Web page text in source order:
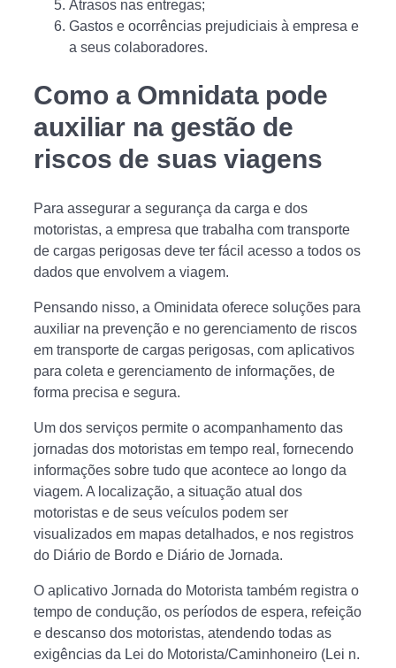
Atrasos nas entregas;
Gastos e ocorrências prejudiciais à empresa e
a seus colaboradores.
Como a Omnidata pode
auxiliar na gestão de
riscos de suas viagens
Para assegurar a segurança da carga e dos
motoristas, a empresa que trabalha com transporte
de cargas perigosas deve ter fácil acesso a todos os
dados que envolvem a viagem.
Pensando nisso, a Ominidata oferece soluções para
auxiliar na prevenção e no gerenciamento de riscos
em transporte de cargas perigosas, com aplicativos
para coleta e gerenciamento de informações, de
forma precisa e segura.
Um dos serviços permite o acompanhamento das
jornadas dos motoristas em tempo real, fornecendo
informações sobre tudo que acontece ao longo da
viagem. A localização, a situação atual dos
motoristas e de seus veículos podem ser
visualizados em mapas detalhados, e nos registros
do Diário de Bordo e Diário de Jornada.
O aplicativo Jornada do Motorista também registra o
tempo de condução, os períodos de espera, refeição
e descanso dos motoristas, atendendo todas as
exigências da Lei do Motorista/Caminhoneiro (Lei n.